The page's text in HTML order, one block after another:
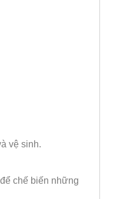
vệ sinh.
chế biến những